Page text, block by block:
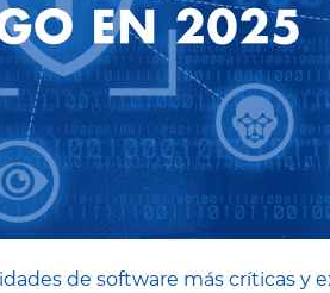
de software más críticas y